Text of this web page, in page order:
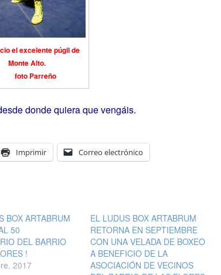
el excelente púgil de
Monte Alto.
foto Parreño
donde quiera que vengáis.
Imprimir Correo electrónico
BOX ARTABRUM
50
DEL BARRIO
!
2017
EL LUDUS BOX ARTABRUM
RETORNA EN SEPTIEMBRE
CON UNA VELADA DE BOXEO
A BENEFICIO DE LA
ASOCIACIÓN DE VECINOS